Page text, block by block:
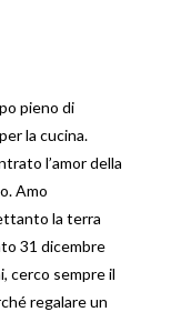
pieno di
la cucina.
l’amor della
Amo
la terra
31 dicembre
cerco sempre il
regalare un